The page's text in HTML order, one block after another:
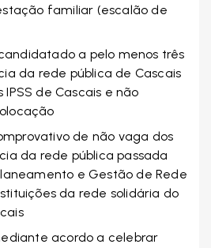
familiar (escalão de
a pelo menos três
da rede pública de Cascais
de Cascais e não
de não vaga dos
da rede pública passada
e Gestão de Rede
da rede solidária do
acordo a celebrar